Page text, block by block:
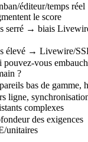
éditeur/temps réel
le score
serré → biais
élevé → Livewire/
pouvez-vous
?
bas de gamme,
ligne,
complexes
des exigences
unitaires